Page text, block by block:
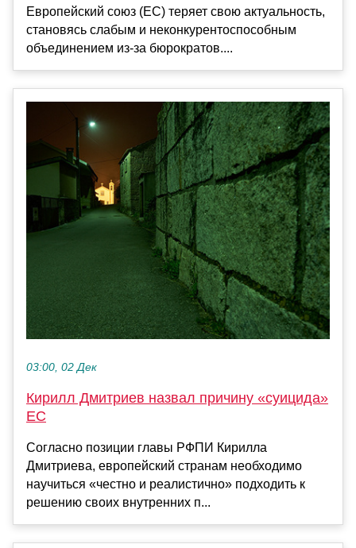
Европейский союз (ЕС) теряет свою актуальность,
становясь слабым и неконкурентоспособным
объединением из-за бюрократов....
03:00, 02 Дек
Кирилл Дмитриев назвал причину «суицида»
ЕС
Согласно позиции главы РФПИ Кирилла
Дмитриева, европейский странам необходимо
научиться «честно и реалистично» подходить к
решению своих внутренних п...